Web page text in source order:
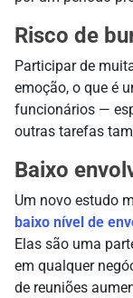
Risco de
Participar de
emoção, o que é
funcionários —
outras tarefas
Baixo
Um novo estudo
baixo nível de
Elas são uma
em qualquer
de reuniões